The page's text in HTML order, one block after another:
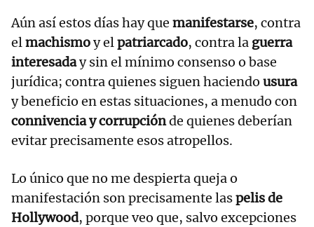
Aún así estos días hay que manifestarse, contra
elmachismoy elpatriarcado, contra la guerra
interesaday sin el mínimo consenso o base
jurídica; contra quienes siguen haciendo usura
y beneficio en estas situaciones, a menudo con
connivencia y corrupciónde quienes deberían
evitar precisamente esos atropellos.
Lo único que no me despierta queja o
manifestación son precisamente laspelis de
Hollywood, porque veo que, salvo excepciones